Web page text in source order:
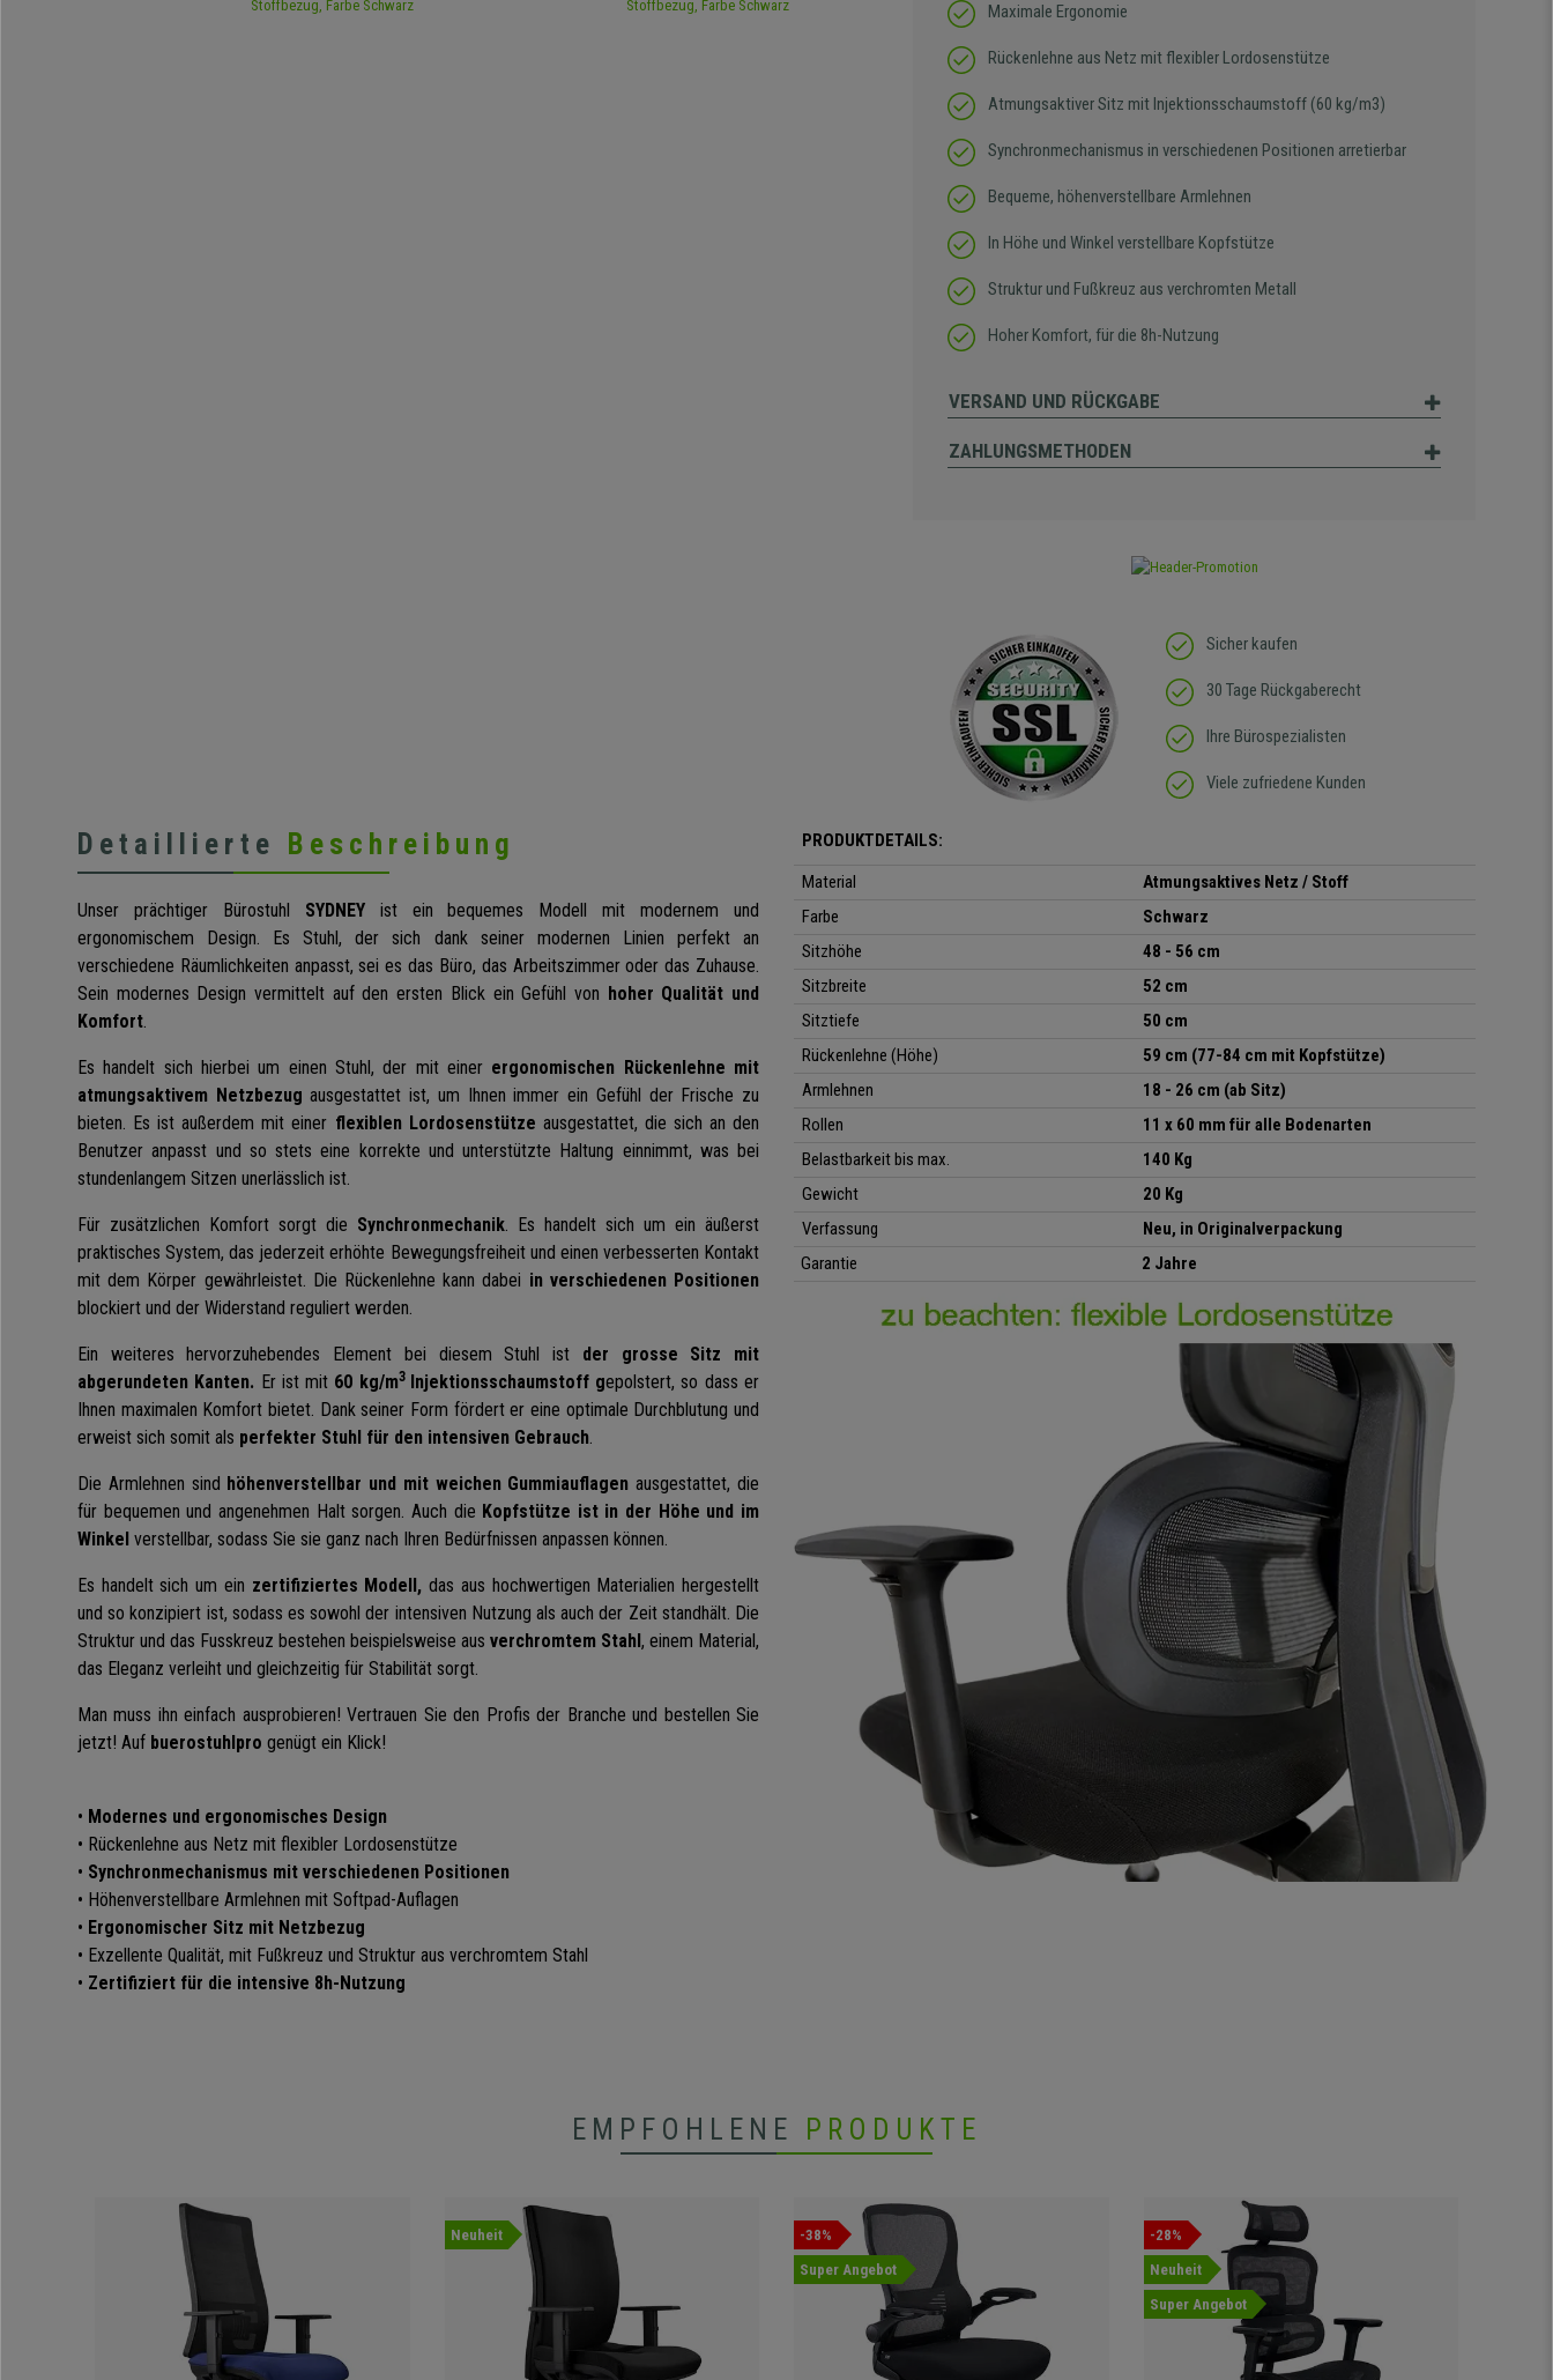
Maximale Ergonomie
Rückenlehne aus Netz mit flexibler Lordosenstütze
Atmungsaktiver Sitz mit Injektionsschaumstoff (60 kg/m3)
Synchronmechanismus in verschiedenen Positionen arretierbar
Bequeme, höhenverstellbare Armlehnen
In Höhe und Winkel verstellbare Kopfstütze
Struktur und Fußkreuz aus verchromten Metall
Hoher Komfort, für die 8h-Nutzung
VERSAND UND RÜCKGABE
ZAHLUNGSMETHODEN
Sicher kaufen
30 Tage Rückgaberecht
Ihre Bürospezialisten
Viele zufriedene Kunden
Detaillierte Beschreibung
Unser prächtiger Bürostuhl SYDNEYist ein bequemes Modell mit modernem und
ergonomischem Design. Es Stuhl, der sich dank seiner modernen Linien perfekt an
verschiedene Räumlichkeiten anpasst, sei es das Büro, das Arbeitszimmer oder das Zuhause.
Sein modernes Design vermittelt auf den ersten Blick ein Gefühl von hoher Qualität und
Komfort.
Es handelt sich hierbei um einen Stuhl, der mit einer ergonomischen Rückenlehne mit
atmungsaktivem Netzbezug ausgestattet ist, um Ihnen immer ein Gefühl der Frische zu
bieten. Es ist außerdem mit einer flexiblen Lordosenstütze ausgestattet, die sich an den
Benutzer anpasst und so stets eine korrekte und unterstützte Haltung einnimmt, was bei
stundenlangem Sitzen unerlässlich ist.
Für zusätzlichen Komfort sorgt die Synchronmechanik. Es handelt sich um ein äußerst
praktisches System, das jederzeit erhöhte Bewegungsfreiheit und einen verbesserten Kontakt
mit dem Körper gewährleistet. Die Rückenlehne kann dabei in verschiedenen Positionen
blockiert und der Widerstand reguliert werden.
Ein weiteres hervorzuhebendes Element bei diesem Stuhl ist der grosse Sitz mit
abgerundeten Kanten. Er ist mit 60 kg/m3 Injektionsschaumstoff gepolstert, so dass er
Ihnen maximalen Komfort bietet. Dank seiner Form fördert er eine optimale Durchblutung und
erweist sich somit als perfekter Stuhl für den intensiven Gebrauch.
Die Armlehnen sind höhenverstellbar und mit weichen Gummiauflagen ausgestattet, die
für bequemen und angenehmen Halt sorgen. Auch die Kopfstütze ist in der Höhe und im
Winkel verstellbar, sodass Sie sie ganz nach Ihren Bedürfnissen anpassen können.
Es handelt sich um ein zertifiziertes Modell, das aus hochwertigen Materialien hergestellt
und so konzipiert ist, sodass es sowohl der intensiven Nutzung als auch der Zeit standhält. Die
Struktur und das Fusskreuz bestehen beispielsweise aus verchromtem Stahl, einem Material,
das Eleganz verleiht und gleichzeitig für Stabilität sorgt.
Man muss ihn einfach ausprobieren! Vertrauen Sie den Profis der Branche und bestellen Sie
jetzt! Auf buerostuhlpro genügt ein Klick!
• Modernes und ergonomisches Design
• Rückenlehne aus Netz mit flexibler Lordosenstütze
• Synchronmechanismus mit verschiedenen Positionen
• Höhenverstellbare Armlehnen mit Softpad-Auflagen
• Ergonomischer Sitz mit Netzbezug
• Exzellente Qualität, mit Fußkreuz und Struktur aus verchromtem Stahl
• Zertifiziert für die intensive 8h-Nutzung
PRODUKTDETAILS:
Material
Atmungsaktives Netz / Stoff
Farbe
Schwarz
Sitzhöhe
48 - 56 cm
Sitzbreite
52 cm
Sitztiefe
50 cm
Rückenlehne (Höhe)
59 cm (77-84 cm mit Kopfstütze)
Armlehnen
18 - 26 cm (ab Sitz)
Rollen
11 x 60 mm für alle Bodenarten
Belastbarkeit bis max.
140 Kg
Gewicht
20 Kg
Verfassung
Neu, in Originalverpackung
Garantie
2 Jahre
EMPFOHLENE PRODUKTE
Neuheit
-38%
Super Angebot
-28%
Neuheit
Super Angebot